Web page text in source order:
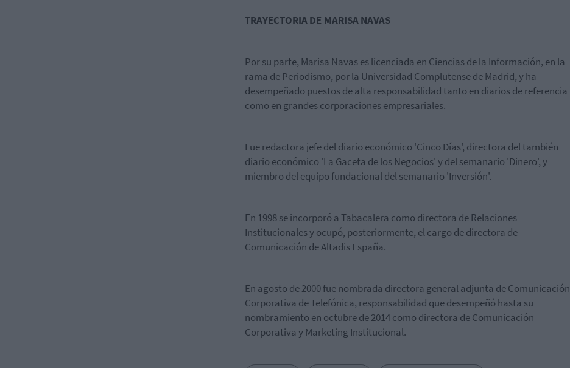
TRAYECTORIA DE MARISA NAVAS
Por su parte, Marisa Navas es licenciada en Ciencias de la Información, en la
rama de Periodismo, por la Universidad Complutense de Madrid, y ha
desempeñado puestos de alta responsabilidad tanto en diarios de referencia
como en grandes corporaciones empresariales.
Fue redactora jefe del diario económico 'Cinco Días', directora del también
diario económico 'La Gaceta de los Negocios' y del semanario 'Dinero', y
miembro del equipo fundacional del semanario 'Inversión'.
En 1998 se incorporó a Tabacalera como directora de Relaciones
Institucionales y ocupó, posteriormente, el cargo de directora de
Comunicación de Altadis España.
En agosto de 2000 fue nombrada directora general adjunta de Comunicación
Corporativa de Telefónica, responsabilidad que desempeñó hasta su
nombramiento en octubre de 2014 como directora de Comunicación
Corporativa y Marketing Institucional.